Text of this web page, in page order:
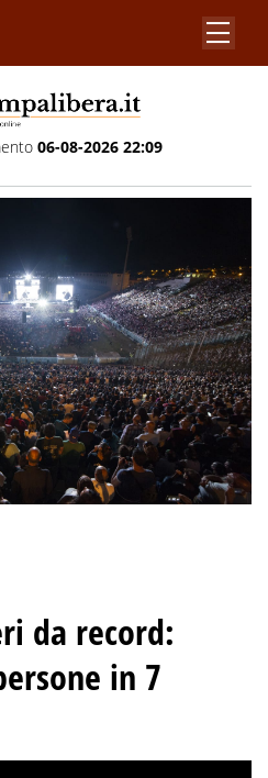
06-08-2026 22:09
da record:
in 7